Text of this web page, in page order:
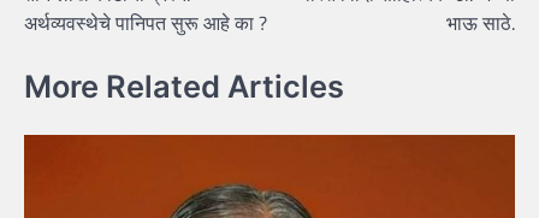
अर्थव्यवस्थेचे पानिपत सुरू आहे का ?
भाऊ साठे.
More Related Articles